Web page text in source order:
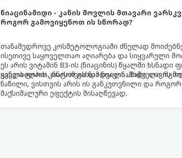
ნიაცინამიდი - კანის მოვლის მთავარი
როგორ გამოვიყენოთ ის სწორად?
თანამედროვე კოსმეტოლოგიაში ძნელად
ისეთივე საყოველთაო აღიარება და სიყვარული
ეს არის ვიტამინ B3-ის (ნიაცინის) წყალში
ყველა ტიპის კანისთვის ნამდვილი „მაშველი
განვიხილოთ, რატომ გახდა ნიაცინამიდი თავის
ნაწილი, ვისთვის არის ის განკუთვნილი და
მაქსიმალური ეფექტის მისაღწევად.